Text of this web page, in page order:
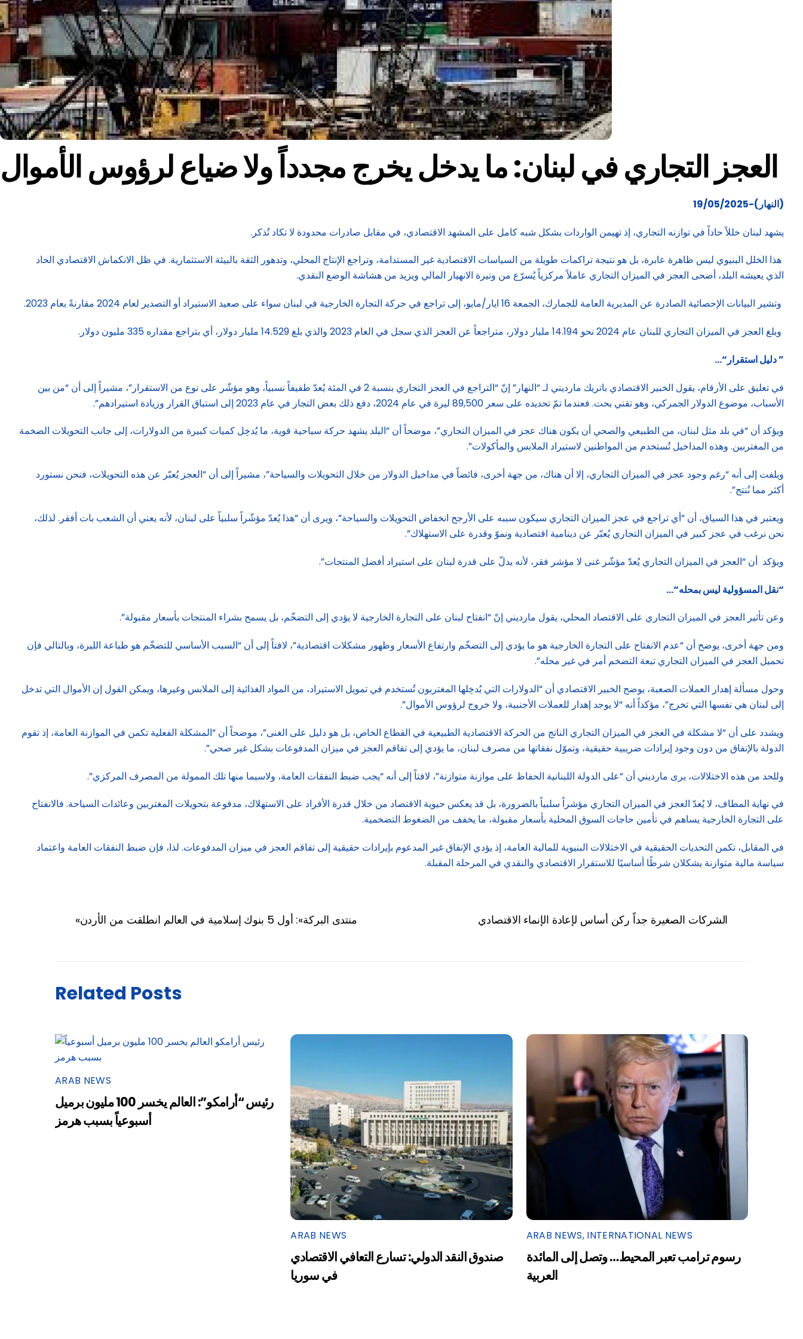
العجز التجاري في لبنان: ما يدخل يخرج مجدداً ولا ضياع لرؤوس الأموال
(النهار)-19/05/2025
يشهد لبنان خللاً حاداً في توازنه التجاري، إذ تهيمن الواردات بشكل شبه كامل على المشهد الاقتصادي، في مقابل صادرات محدودة لا تكاد تُذكر.
هذا الخلل البنيوي ليس ظاهرة عابرة، بل هو نتيجة تراكمات طويلة من السياسات الاقتصادية غير المستدامة، وتراجع الإنتاج المحلي، وتدهور الثقة بالبيئة الاستثمارية. في ظل الانكماش الاقتصادي الحاد
الذي يعيشه البلد، أضحى العجز في الميزان التجاري عاملاً مركزياً يُسرّع من وتيرة الانهيار المالي ويزيد من هشاشة الوضع النقدي.
وتشير البيانات الإحصائية الصادرة عن المديرية العامة للجمارك، الجمعة 16 ايار/مايو، إلى تراجع في حركة التجارة الخارجية في لبنان سواء على صعيد الاستيراد أو التصدير لعام 2024 مقارنةً بعام 2023.
وبلغ العجز في الميزان التجاري للبنان عام 2024 نحو 14.194 مليار دولار، متراجعاً عن العجز الذي سجل في العام 2023 والذي بلغ 14.529 مليار دولار، أي بتراجع مقداره 335 مليون دولار.
” دليل استقرار“…
في تعليق على الأرقام، يقول الخبير الاقتصادي باتريك مارديني لـ “النهار” إنّ “التراجع في العجز التجاري بنسبة 2 في المئة يُعدّ طفيفاً نسبياً، وهو مؤشّر على نوع من الاستقرار”، مشيراً إلى أن “من بين
الأسباب، موضوع الدولار الجمركي، وهو تقني بحت. فعندما تمّ تحديده على سعر 89,500 ليرة في عام 2024، دفع ذلك بعض التجار في عام 2023 إلى استباق القرار وزيادة استيرادهم”.
ويؤكد أن “في بلد مثل لبنان، من الطبيعي والصحي أن يكون هناك عجز في الميزان التجاري”، موضحاً أن “البلد يشهد حركة سياحية قوية، ما يُدخِل كميات كبيرة من الدولارات، إلى جانب التحويلات الضخمة
من المغتربين. وهذه المداخيل تُستخدم من المواطنين لاستيراد الملابس والمأكولات”.
ويلفت إلى أنه “رغم وجود عجز في الميزان التجاري، إلا أن هناك، من جهة أخرى، فائضاً في مداخيل الدولار من خلال التحويلات والسياحة”، مشيراً إلى أن “العجز يُعبّر عن هذه التحويلات، فنحن نستورد
أكثر مما نُنتج”.
ويعتبر في هذا السياق، أن “أي تراجع في عجز الميزان التجاري سيكون سببه على الأرجح انخفاض التحويلات والسياحة”، ويرى أن “هذا يُعدّ مؤشّراً سلبياً على لبنان، لأنه يعني أن الشعب بات أفقر. لذلك،
نحن نرغب في عجز كبير في الميزان التجاري يُعبّر عن دينامية اقتصادية ونموّ وقدرة على الاستهلاك”.
ويؤكد أن “العجز في الميزان التجاري يُعدّ مؤشّر غنى لا مؤشر فقر، لأنه يدلّ على قدرة لبنان على استيراد أفضل المنتجات”.
“نقل المسؤولية ليس بمحله“…
وعن تأثير العجز في الميزان التجاري على الاقتصاد المحلي، يقول مارديني إنّ “انفتاح لبنان على التجارة الخارجية لا يؤدي إلى التضخّم، بل يسمح بشراء المنتجات بأسعار مقبولة”.
ومن جهة أخرى، يوضح أن “عدم الانفتاح على التجارة الخارجية هو ما يؤدي إلى التضخّم وارتفاع الأسعار وظهور مشكلات اقتصادية”، لافتاً إلى أن “السبب الأساسي للتضخّم هو طباعة الليرة، وبالتالي فإن
تحميل العجز في الميزان التجاري تبعة التضخم أمر في غير محله”.
وحول مسألة إهدار العملات الصعبة، يوضح الخبير الاقتصادي أن “الدولارات التي يُدخِلها المغتربون تُستخدم في تمويل الاستيراد، من المواد الغذائية إلى الملابس وغيرها، ويمكن القول إن الأموال التي تدخل
إلى لبنان هي نفسها التي تخرج”، مؤكداً أنه “لا يوجد إهدار للعملات الأجنبية، ولا خروج لرؤوس الأموال”.
ويشدد على أن “لا مشكلة في العجز في الميزان التجاري الناتج من الحركة الاقتصادية الطبيعية في القطاع الخاص، بل هو دليل على الغنى”، موضحاً أن “المشكلة الفعلية تكمن في الموازنة العامة، إذ تقوم
الدولة بالإنفاق من دون وجود إيرادات ضريبية حقيقية، وتموّل نفقاتها من مصرف لبنان، ما يؤدي إلى تفاقم العجز في ميزان المدفوعات بشكل غير صحي”.
وللحد من هذه الاختلالات، يرى مارديني أن “على الدولة اللبنانية الحفاظ على موازنة متوازنة”، لافتاً إلى أنه “يجب ضبط النفقات العامة، ولاسيما منها تلك الممولة من المصرف المركزي”.
في نهاية المطاف، لا يُعدّ العجز في الميزان التجاري مؤشراً سلبياً بالضرورة، بل قد يعكس حيوية الاقتصاد من خلال قدرة الأفراد على الاستهلاك، مدفوعة بتحويلات المغتربين وعائدات السياحة. فالانفتاح
على التجارة الخارجية يساهم في تأمين حاجات السوق المحلية بأسعار مقبولة، ما يخفف من الضغوط التضخمية.
في المقابل، تكمن التحديات الحقيقية في الاختلالات البنيوية للمالية العامة، إذ يؤدي الإنفاق غير المدعوم بإيرادات حقيقية إلى تفاقم العجز في ميزان المدفوعات. لذا، فإن ضبط النفقات العامة واعتماد
سياسة مالية متوازنة يشكلان شرطًا أساسيًا للاستقرار الاقتصادي والنقدي في المرحلة المقبلة.
«منتدى البركة»: أول 5 بنوك إسلامية في العالم انطلقت من الأردن الشركات الصغيرة جداً ركن أساس لإعادة الإنماء الاقتصادي
Related Posts
ARAB NEWS
رئيس “أرامكو”: العالم يخسر 100 مليون برميل
أسبوعياً بسبب هرمز
ARAB NEWS
صندوق النقد الدولي: تسارع التعافي الاقتصادي
في سوريا
ARAB NEWS, INTERNATIONAL NEWS
رسوم ترامب تعبر المحيط… وتصل إلى المائدة
العربية